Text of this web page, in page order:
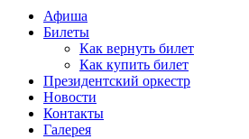
Афиша
Билеты
Как вернуть билет
Как купить билет
Президентский оркестр
Новости
Контакты
Галерея